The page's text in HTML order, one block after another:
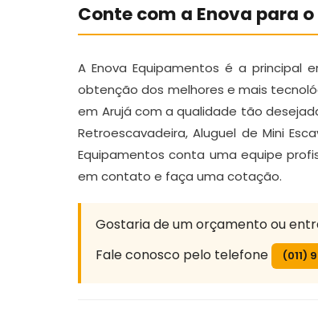
Conte com a Enova para
A Enova Equipamentos é a
obtenção dos melhores e mais
em Arujá com a qualidade tão
Retroescavadeira, Aluguel de Mini
Equipamentos conta uma equipe
em contato e faça uma cotação.
Gostaria de um orçamento ou
Fale conosco pelo telefone
(011)